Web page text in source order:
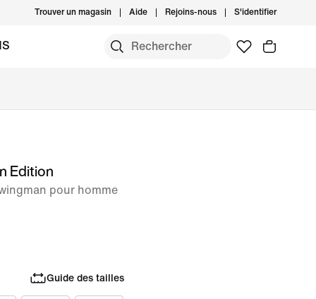
Trouver un magasin Aide Rejoins-nous S'identifier
Edition
pour homme
Guide des tailles